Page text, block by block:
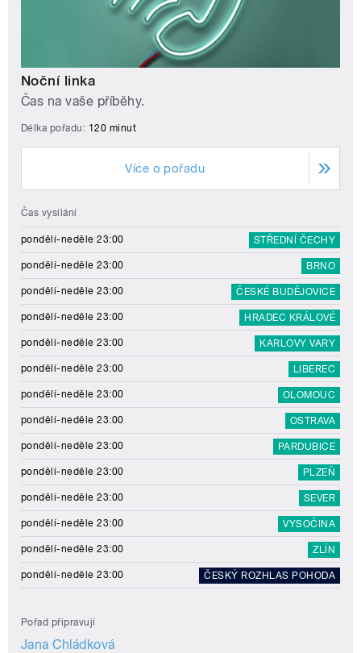
Noční linka
Čas na vaše příběhy.
Délka pořadu: 120 minut
Více o pořadu
Čas vysílání
pondělí-neděle 23:00 STŘEDNÍ ČECHY
pondělí-neděle 23:00 BRNO
pondělí-neděle 23:00 ČESKÉ BUDĚJOVICE
pondělí-neděle 23:00 HRADEC KRÁLOVÉ
pondělí-neděle 23:00 KARLOVY VARY
pondělí-neděle 23:00 LIBEREC
pondělí-neděle 23:00 OLOMOUC
pondělí-neděle 23:00 OSTRAVA
pondělí-neděle 23:00 PARDUBICE
pondělí-neděle 23:00 PLZEŇ
pondělí-neděle 23:00 SEVER
pondělí-neděle 23:00 VYSOČINA
pondělí-neděle 23:00 ZLÍN
pondělí-neděle 23:00 ČESKÝ ROZHLAS POHODA
Pořad připravují
Jana Chládková